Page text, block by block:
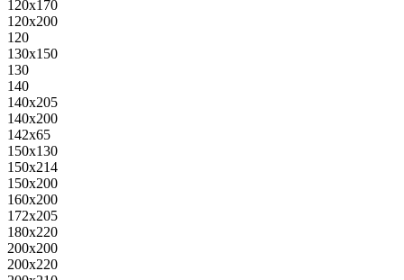
120х170
120х200
120
130х150
130
140
140х205
140х200
142х65
150х130
150х214
150х200
160х200
172х205
180х220
200х200
200х220